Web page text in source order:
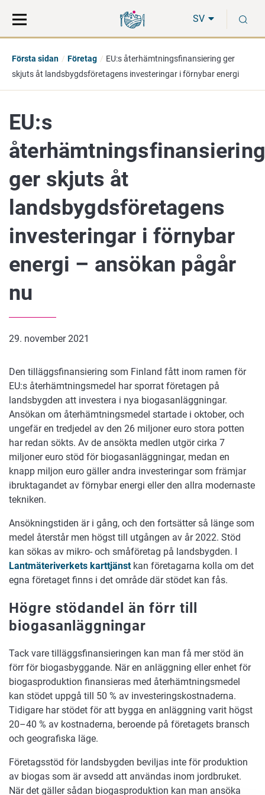
direkt
till
på
hela
SV
Första sidan Företag
EU:s återhämtningsfinansiering ger
skjuts åt landsbygdsföretagens investeringar i förnybar energi
EU:s
ger skjuts åt
landsbygdsföretagens
investeringar i förnybar
energi – ansökan pågår
nu
29. november 2021
Den tilläggsfinansiering som Finland fått inom ramen för
EU:s återhämtningsmedel har sporrat företagen på
landsbygden att investera i nya biogasanläggningar.
Ansökan om återhämtningsmedel startade i oktober, och
ungefär en tredjedel av den 26 miljoner euro stora potten
har redan sökts. Av de ansökta medlen utgör cirka 7
miljoner euro stöd för biogasanläggningar, medan en
knapp miljon euro gäller andra investeringar som främjar
ibruktagandet av förnybar energi eller den allra modernaste
tekniken.
Ansökningstiden är i gång, och den fortsätter så länge som
medel återstår men högst till utgången av år 2022. Stöd
kan sökas av mikro- och småföretag på landsbygden. I
Lantmäteriverkets karttjänstkan företagarna kolla om det
egna företaget finns i det område där stödet kan fås.
Högre stödandel än förr till
biogasanläggningar
Tack vare tilläggsfinansieringen kan man få mer stöd än
förr för biogasbyggande. När en anläggning eller enhet för
biogasproduktion finansieras med återhämtningsmedel
kan stödet uppgå till 50 % av investeringskostnaderna.
Tidigare har stödet för att bygga en anläggning varit högst
20–40 % av kostnaderna, beroende på företagets bransch
och geografiska läge.
Företagsstöd för landsbygden beviljas inte för produktion
av biogas som är avsedd att användas inom jordbruket.
När det gäller sådan biogasproduktion kan man ansöka